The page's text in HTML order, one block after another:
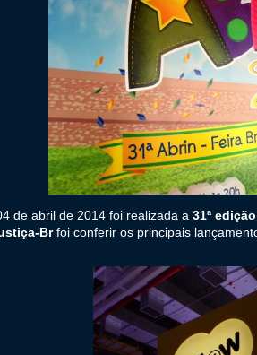
de abril de 2014 foi realizada a 31ª
Brfoi conferir os principais